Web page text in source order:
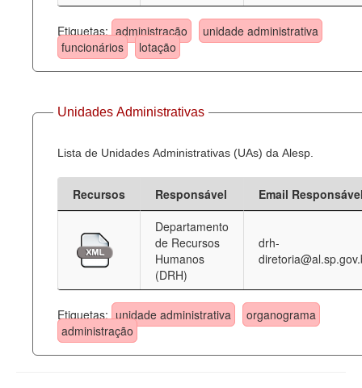
Etiquetas: administração
unidade administrativa
funcionários
lotação
Unidades Administrativas
Lista de Unidades Administrativas (UAs) da Alesp.
Recursos Responsável
Email
Departamento
de Recursos
Humanos
(DRH)
drh-
Etiquetas: unidade administrativa
organograma
administração